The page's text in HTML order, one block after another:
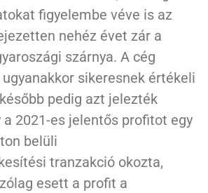
figyelembe véve is az
nehéz évet zár a
szárnya. A cég
sikeresnek értékeli
pedig azt jelezték
a 2021-es jelentős profitot egy
belüli
tranzakció okozta,
esett a profit a